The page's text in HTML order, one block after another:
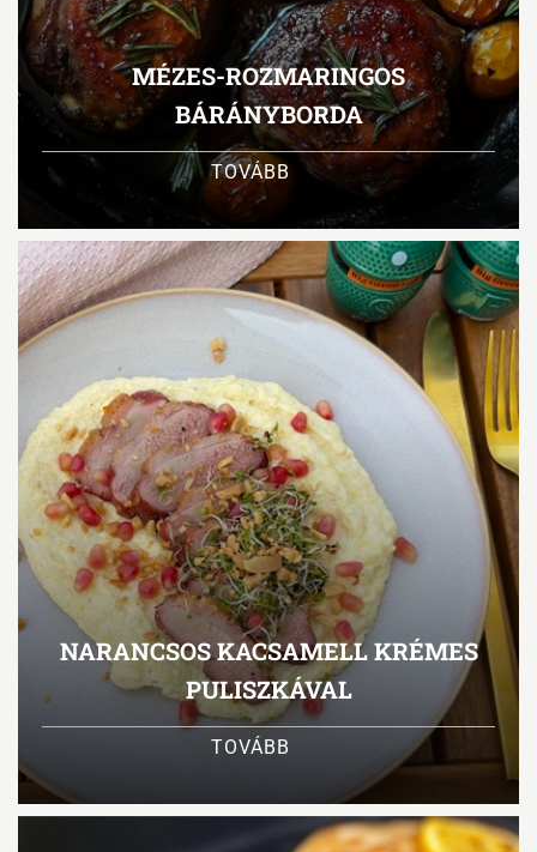
MÉZES-ROZMARINGOS
BÁRÁNYBORDA
TOVÁBB
NARANCSOS KACSAMELL KRÉMES
PULISZKÁVAL
TOVÁBB